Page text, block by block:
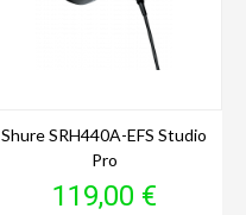
Shure SRH440A-EFS Studio
Pro
Prix
119,00 €